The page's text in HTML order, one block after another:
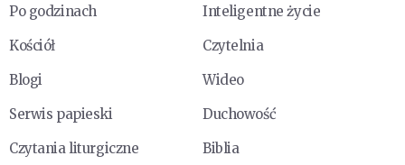
Po godzinach
Inteligentne życie
Kościół
Czytelnia
Blogi
Wideo
Serwis papieski
Duchowość
Czytania liturgiczne
Biblia